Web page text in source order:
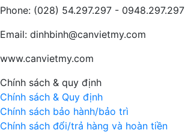
Phone: (028) 54.297.297 - 0948.297.297
Email: dinhbinh@canvietmy.com
www.canvietmy.com
Chính sách & quy định
Chính sách & Quy định
Chính sách bảo hành/bảo trì
Chính sách đổi/trả hàng và hoàn tiền